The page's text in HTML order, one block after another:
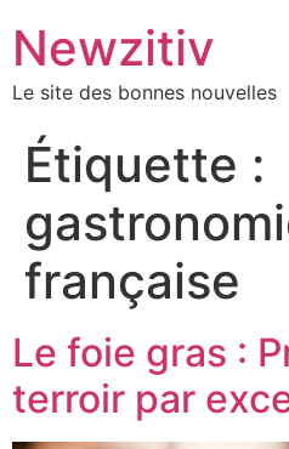
Newzitiv
Le site des bonnes nouvelles
Étiquette :
française
Le foie gras :
terroir par